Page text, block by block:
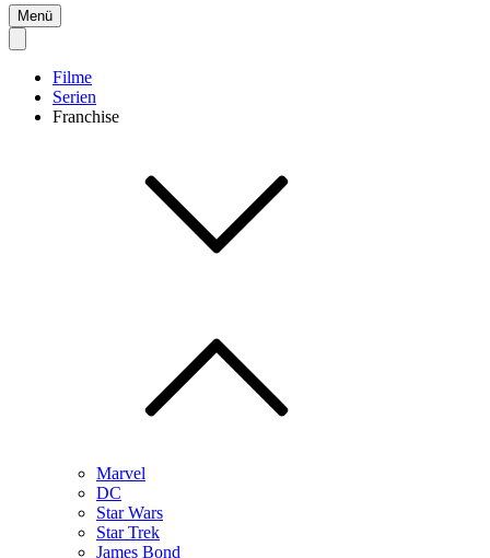
Menü
Filme
Serien
Franchise
Marvel
DC
Star Wars
Star Trek
James Bond